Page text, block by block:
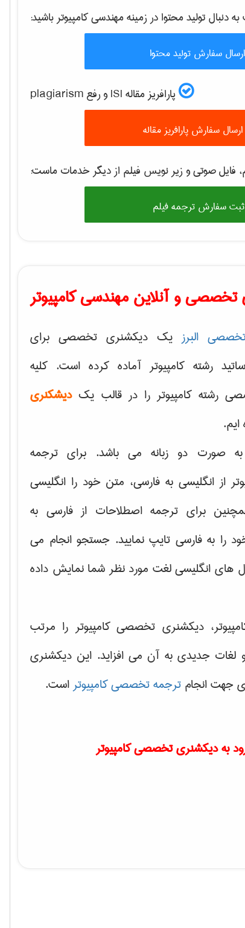
تولید محتوا در زمینهمهندسی كامپيوترباشید:
ارسال سفارش تولید محتوا
پارافریز مقاله ISI و رفع plagiarism
ارسال سفارش پارافریز مقاله
فایل صوتی و زیر نویس فیلم از دیگر خدمات ماست:
ثبت سفارش ترجمه فیلم
و آنلاین مهندسی کامپیوتر
البرزیک دیکشنری تخصصی برای
رشته کامپیوتر آماده کرده است. کلیه
رشته کامپیوتر را در قالب یکدیشکنری
ایم.
صورت دو زبانه می باشد. برای ترجمه
از انگلیسی به فارسی، متن خود را انگلیسی
برای ترجمه اصطلاحات از فارسی به
را به فارسی تایپ نمایید. جستجو انجام می
های انگلیسی لغت مورد نظر شما نمایش داده
دیکشنری تخصصی کامپیوتر را مرتب
و لغات جدیدی به آن می افزاید. این دیکشنری
جهت انجام ترجمه تخصصی کامپیوتراست.
به دیکشنری تخصصی کامپیوتر